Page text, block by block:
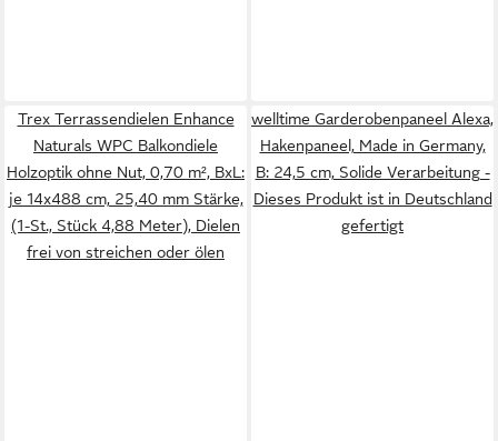
Trex Terrassendielen Enhance
Naturals WPC Balkondiele
Holzoptik ohne Nut, 0,70 m², BxL:
je 14x488 cm, 25,40 mm Stärke,
(1-St., Stück 4,88 Meter), Dielen
frei von streichen oder ölen
welltime Garderobenpaneel Alexa,
Hakenpaneel, Made in Germany,
B: 24,5 cm, Solide Verarbeitung -
Dieses Produkt ist in Deutschland
gefertigt